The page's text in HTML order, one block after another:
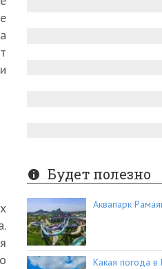
Будет полезно
Аквапарк
Какая погода